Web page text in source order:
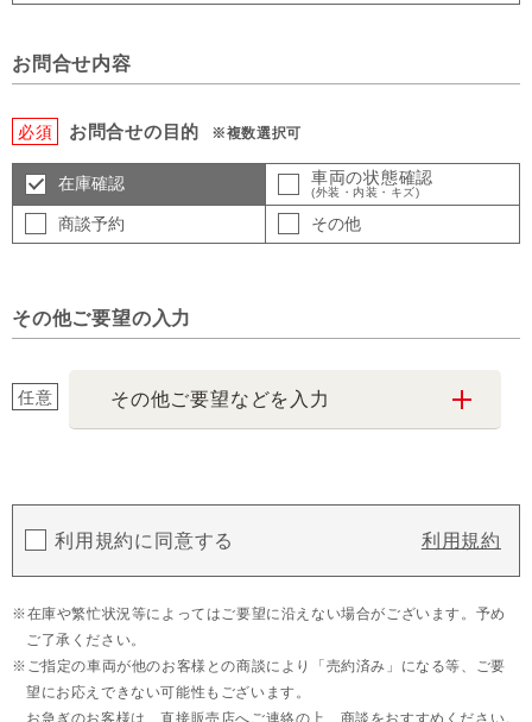
お問合せ内容
必須 お問合せの目的 ※複数選択可
在庫確認 車両の状態確認
(外装・内装・キズ)
商談予約 その他
その他ご要望の入力
任意 その他ご要望などを入力
利用規約に同意する 利用規約
在庫や繁忙状況等によってはご要望に沿えない場合がございます。予め
ご了承ください。
ご指定の車両が他のお客様との商談により「売約済み」になる等、ご要
望にお応えできない可能性もございます。
お急ぎのお客様は、直接販売店へご連絡の上、商談をおすすめください。